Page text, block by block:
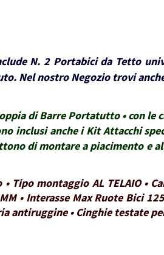
N. 2 Portabici da Tetto
Nel nostro Negozio trovi
di Barre Portatutto • con
inclusi anche i Kit Attacchi
di montare a piacimento e
montaggio AL TELAIO •
• Interasse Max Ruote Bici
antiruggine • Cinghie testate